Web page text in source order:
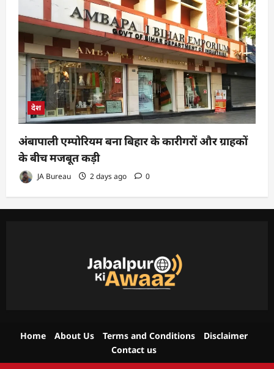
देश
अंबापाली एम्पोरियम बना बिहार के कारीगरों और ग्राहकों
के बीच मजबूत कड़ी
JA Bureau 2 days ago 0
Home About Us Terms and Conditions
Disclaimer
Contact us